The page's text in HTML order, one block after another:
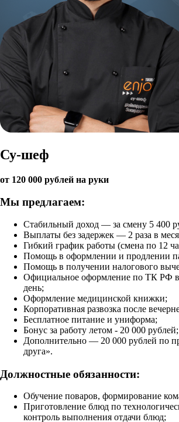
Су-шеф
от 120 000 рублей на руки
Мы предлагаем:
Стабильный доход — за смену 5 400
Выплаты без задержек — 2 раза в
Гибкий график работы (смена по 12
Помощь в оформлении и продлении
Помощь в получении налогового
Официальное оформление по ТК РФ
день;
Оформление медицинской книжки;
Корпоративная развозка после
Бесплатное питание и униформа;
Бонус за работу летом - 20 000 рублей;
Дополнительно — 20 000 рублей по
друга».
Должностные обязанности:
Обучение поваров, формирование
Приготовление блюд по
контроль выполнения отдачи блюд;